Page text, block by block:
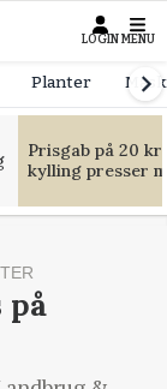
LOGIN MENU
Planter
Prisgab på 20
kylling presser
på